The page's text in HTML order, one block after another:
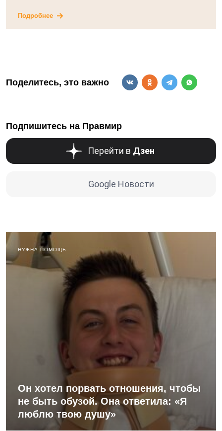
Подробнее
Поделитесь, это важно
Подпишитесь на Правмир
Перейти в Дзен
Google Новости
НУЖНА ПОМОЩЬ
Он хотел порвать отношения, чтобы
не быть обузой. Она ответила: «Я
люблю твою душу»